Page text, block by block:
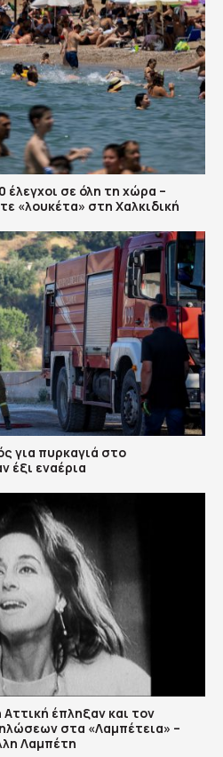
σε όλη τη χώρα –
«λουκέτα» στη Χαλκιδική
για πυρκαγιά στο
έξι εναέρια
έπληξαν και τον
στα «Λαμπέτεια» –
Λαμπέτη